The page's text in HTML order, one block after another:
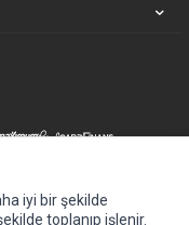
iyi bir şekilde
toplanıp işlenir.